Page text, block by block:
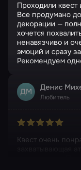
Проходили квест
Все продумано
декорации —
хочется
ненавязчиво и
эмоций и сразу
Рекомендуем
ДМ Денис
Любитель
Квест очень